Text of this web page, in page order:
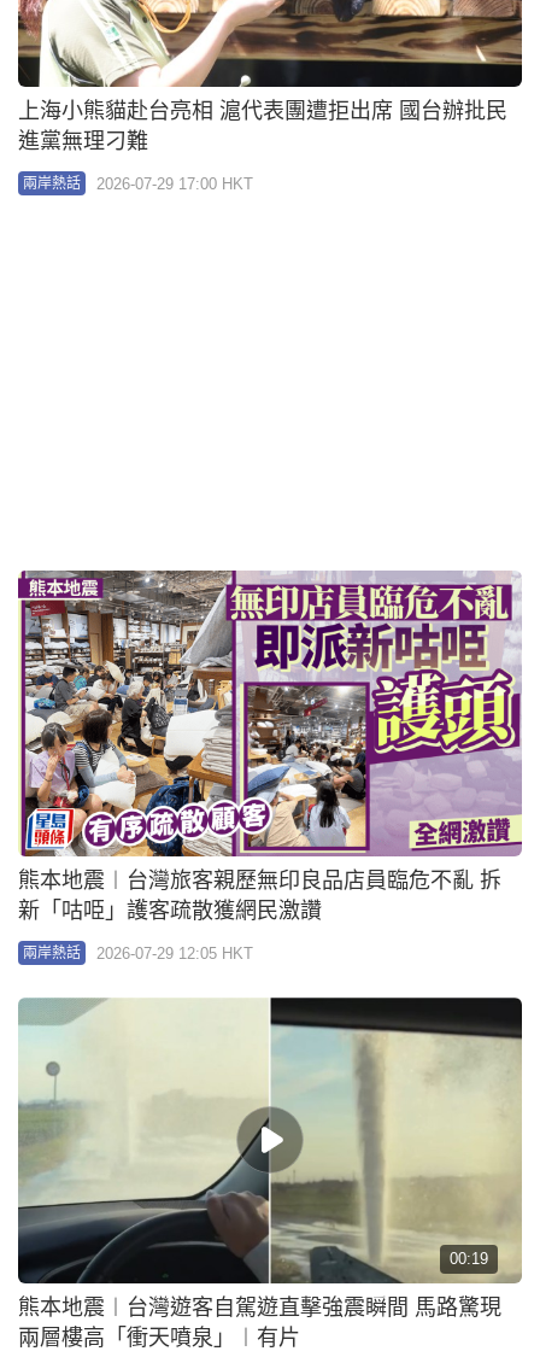
上海小熊貓赴台亮相 滬代表團遭拒出席 國台辦批民
進黨無理刁難
兩岸熱話 2026-07-29 17:00 HKT
新「咕𠱸」護客疏散獲網民激讚
兩岸熱話 2026-07-29 12:05 HKT
熊本地震︱台灣遊客自駕遊直擊強震瞬間 馬路驚現
兩層樓高「衝天噴泉」︱有片